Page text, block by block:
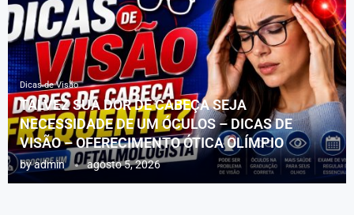
Dicas de Visão
TALVEZ SUA DOR DE CABEÇA SEJA
NECESSIDADE DE UM ÓCULOS – DICAS DE
VISÃO – OFERECIMENTO ÓTICA OLÍMPIO
byadmin agosto 5, 2026